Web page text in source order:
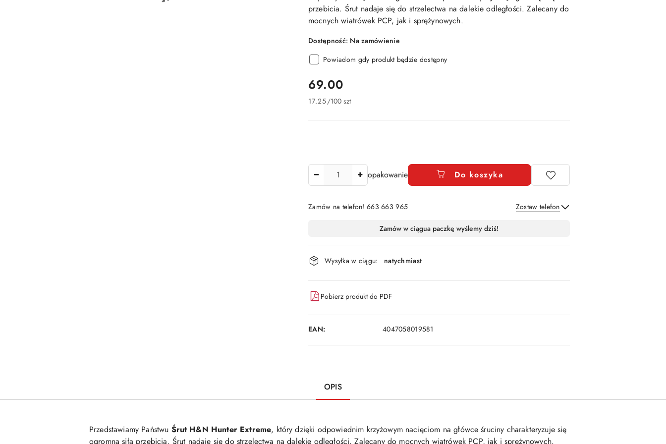
przebicia. Śrut nadaje się do strzelectwa na dalekie odległości. Zalecany do
mocnych wiatrówek PCP, jak i sprężynowych.
Dostępność: Na zamówienie
Powiadom gdy produkt będzie dostępny
cena:
69.00
17.25/100 szt
opakowanie Do koszyka
Zamów na telefon! 663 663 965 Zostaw telefon
i
dostawa
Zamów w ciągua paczkę wyślemy dziś!
Wysyłka w ciągu: natychmiast
Pobierz produkt do PDF
EAN: 4047058019581
OPIS
Przedstawiamy Państwu Śrut H&N Hunter Extreme, który dzięki odpowiednim krzyżowym nacięciom na główce śruciny charakteryzuje się
ogromną siłą przebicia. Śrut nadaje się do strzelectwa na dalekie odległości. Zalecany do mocnych wiatrówek PCP, jak i sprężynowych.